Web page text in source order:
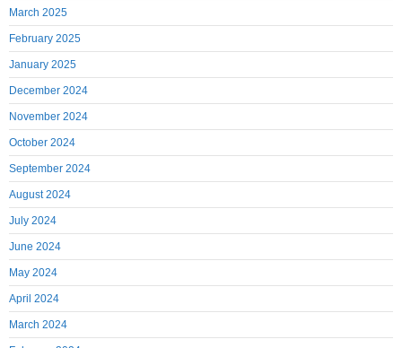
March 2025
February 2025
January 2025
December 2024
November 2024
October 2024
September 2024
August 2024
July 2024
June 2024
May 2024
April 2024
March 2024